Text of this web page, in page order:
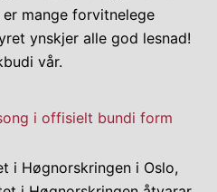
mange forvitnelege
ynskjer alle god lesnad!
vår.
i offisielt bundi form
i Høgnorskringen i Oslo,